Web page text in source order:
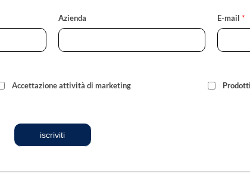
Azienda E-mail *
Accettazione attività di marketing
iscriviti